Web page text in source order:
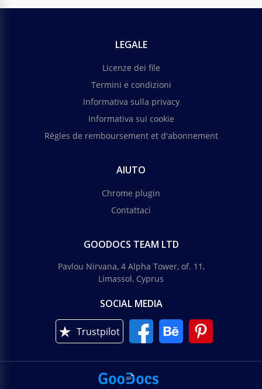
LEGALE
Licenze dei file
Termini e condizioni
Informativa sulla privacy
Informativa sui cookie
Règles de remboursement et d'abonnement
AIUTO
Chrome plugin
Contattaci
GOODOCS TEAM LTD
Pavlou Nirvana, 4 Alpha Tower, of. 11,
Limassol, Cyprus
SOCIAL MEDIA
Trustpilot